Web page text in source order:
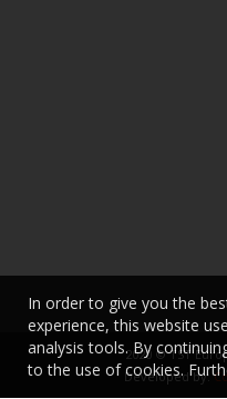
2020 ©TST
Developed by:
In order to give you the
experience, this website
analysis tools. By
to the use of cookies.